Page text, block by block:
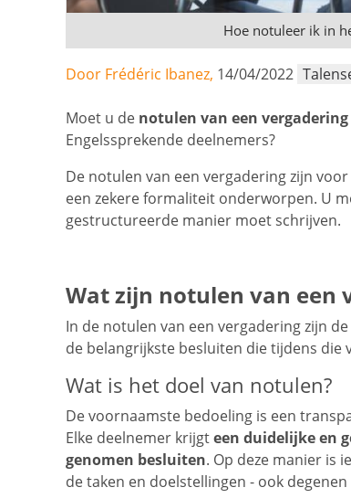
Hoe notuleer ik in
Door Frédéric Ibanez, 14/04/2022
Moet u de notulen van een
Engelssprekende deelnemers?
De notulen van een vergadering zijn
een zekere formaliteit onderworpen. U
gestructureerde manier moet schrijven.
Wat zijn notulen van een
In de notulen van een vergadering zijn
de belangrijkste besluiten die tijdens die
Wat is het doel van notulen?
De voornaamste bedoeling is een
Elke deelnemer krijgteen duidelijke en
genomen besluiten. Op deze manier is
de taken en doelstellingen - ook